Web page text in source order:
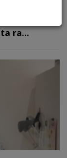
ra...